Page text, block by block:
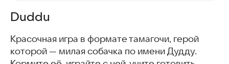
Duddu
Красочная игра в формате тамагочи, герой
которой — милая собачка по имени Дудду.